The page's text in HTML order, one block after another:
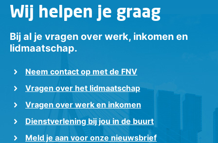
Wij helpen je graag
Bij al je vragen over werk, inkomen en
lidmaatschap.
Neem contact op met de FNV
Vragen over het lidmaatschap
Vragen over werk en inkomen
Dienstverlening bij jou in de buurt
Meld je aan voor onze nieuwsbrief